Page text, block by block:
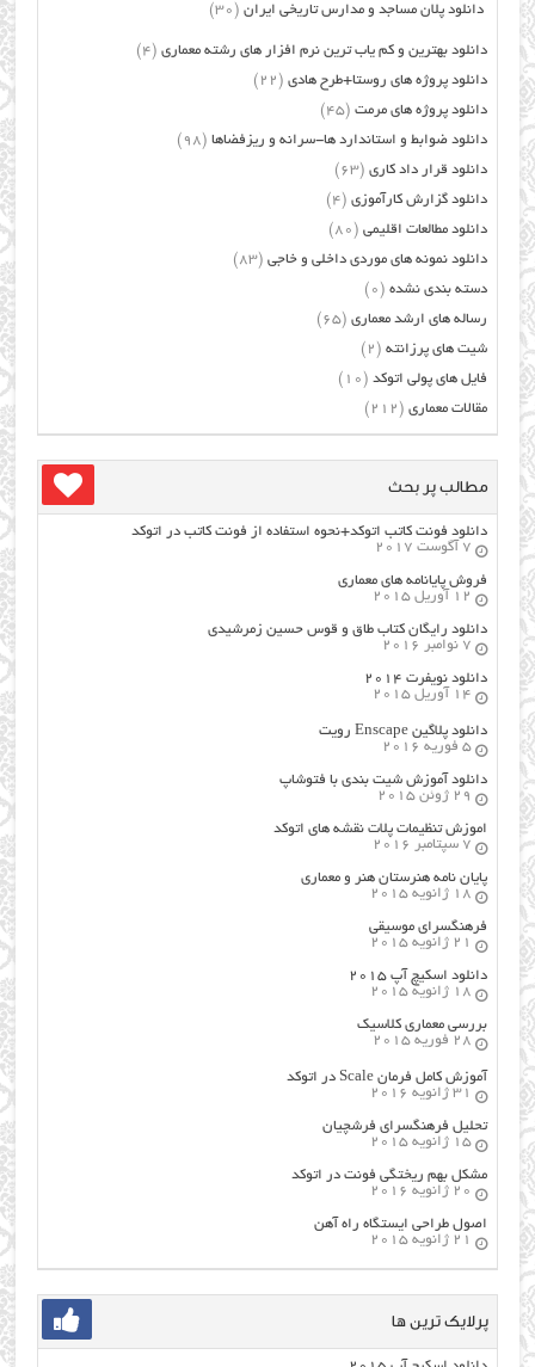
دانلود پلان مساجد و مدارس تاریخی ایران (30)
دانلود بهترین و کم یاب ترین نرم افزار های رشته معماری (4)
دانلود پروژه های روستا+طرح هادی (22)
دانلود پروژه های مرمت (45)
دانلود ضوابط و استاندارد ها-سرانه و ریزفضاها (98)
دانلود قرار داد کاری (63)
دانلود گزارش کارآموزی (4)
دانلود مطالعات اقلیمی (80)
دانلود نمونه های موردی داخلی و خاجی (83)
دسته بندی نشده (0)
رساله های ارشد معماری (65)
شیت های پرزانته (2)
فایل های پولی اتوکد (10)
مقالات معماری (212)
مطالب پر بحث
دانلود فونت کاتب اتوکد+نحوه استفاده از فونت کاتب در اتوکد
7 آگوست 2017
فروش پایانامه های معماری
12 آوریل 2015
دانلود رایگان کتاب طاق و قوس حسین زمرشیدی
7 نوامبر 2016
دانلود نویفرت ۲۰۱۴
14 آوریل 2015
دانلود پلاگین Enscape رویت
5 فوریه 2016
دانلود آموزش شیت بندی با فتوشاپ
29 ژوئن 2015
اموزش تنظیمات پلات نقشه های اتوکد
7 سپتامبر 2016
پایان نامه هنرستان هنر و معماري
18 ژانویه 2015
فرهنگسراي موسيقي
21 ژانویه 2015
دانلود اسکیچ آپ ۲۰۱۵
18 ژانویه 2015
بررسی معماری کلاسیک
28 فوریه 2015
آموزش کامل فرمان Scale در اتوکد
31 ژانویه 2016
تحلیل فرهنگسرای فرشچیان
15 ژانویه 2015
مشکل بهم ریختگی فونت در اتوکد
20 ژانویه 2016
اصول طراحي ایستگاه راه آهن
21 ژانویه 2015
پرلایک ترین ها